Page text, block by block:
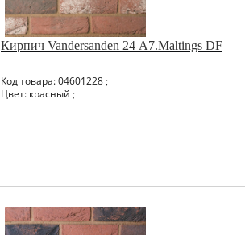
Кирпич Vandersanden 24 А7.Maltings DF
Код товара: 04601228 ;
Цвет: красный ;